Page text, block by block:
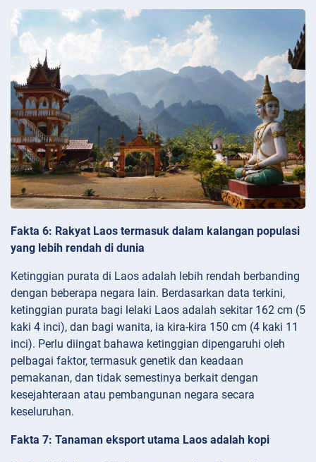
Fakta 6: Rakyat Laos termasuk dalam kalangan populasi
yang lebih rendah di dunia
Ketinggian purata di Laos adalah lebih rendah berbanding
dengan beberapa negara lain. Berdasarkan data terkini,
ketinggian purata bagi lelaki Laos adalah sekitar 162 cm (5
kaki 4 inci), dan bagi wanita, ia kira-kira 150 cm (4 kaki 11
inci). Perlu diingat bahawa ketinggian dipengaruhi oleh
pelbagai faktor, termasuk genetik dan keadaan
pemakanan, dan tidak semestinya berkait dengan
kesejahteraan atau pembangunan negara secara
keseluruhan.
Fakta 7: Tanaman eksport utama Laos adalah kopi